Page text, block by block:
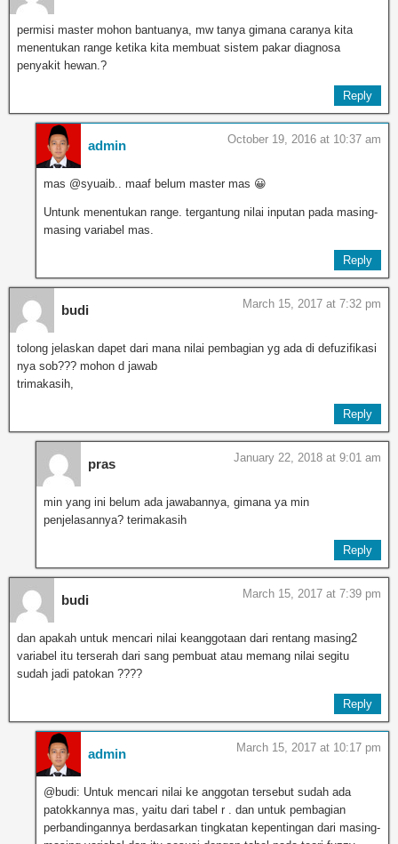
permisi master mohon bantuanya, mw tanya gimana caranya kita
menentukan range ketika kita membuat sistem pakar diagnosa
penyakit hewan.?
Reply
admin October 19, 2016 at 10:37 am
mas @syuaib.. maaf belum master mas 😀
Untunk menentukan range. tergantung nilai inputan pada masing-
masing variabel mas.
Reply
budi March 15, 2017 at 7:32 pm
tolong jelaskan dapet dari mana nilai pembagian yg ada di defuzifikasi
nya sob??? mohon d jawab
trimakasih,
Reply
pras January 22, 2018 at 9:01 am
min yang ini belum ada jawabannya, gimana ya min
penjelasannya? terimakasih
Reply
budi March 15, 2017 at 7:39 pm
dan apakah untuk mencari nilai keanggotaan dari rentang masing2
variabel itu terserah dari sang pembuat atau memang nilai segitu
sudah jadi patokan ????
Reply
admin March 15, 2017 at 10:17 pm
@budi: Untuk mencari nilai ke anggotan tersebut sudah ada
patokkannya mas, yaitu dari tabel r . dan untuk pembagian
perbandingannya berdasarkan tingkatan kepentingan dari masing-